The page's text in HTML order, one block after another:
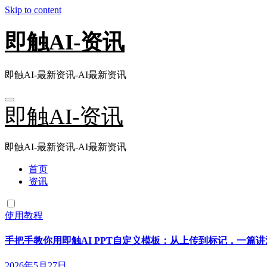
Skip to content
即触AI-资讯
即触AI-最新资讯-AI最新资讯
即触AI-资讯
即触AI-最新资讯-AI最新资讯
首页
资讯
使用教程
手把手教你用即触AI PPT自定义模板：从上传到标记，一篇